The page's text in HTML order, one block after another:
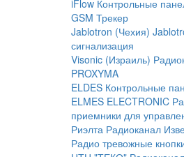
iFlow Контрольные
GSM Трекер
Jablotron (Чехия)
сигнализация
Visonic (Израиль)
PROXYMA
ELDES Контрольные
ELMES ELECTRONIC
приемники для
Риэлта Радиоканал
Радио тревожные